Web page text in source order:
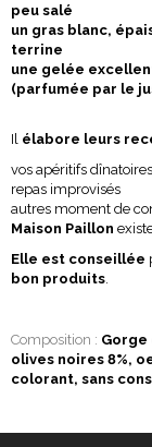
peu salé
un gras blanc,
terrine
une gelée
(parfumée par le
Il élabore leurs
vos apéritifs dînatoires
repas improvisés
autres moment de
Maison Paillon
Elle est conseillée
bon produits
Composition : Gorge
olives noires 8%,
colorant, sans